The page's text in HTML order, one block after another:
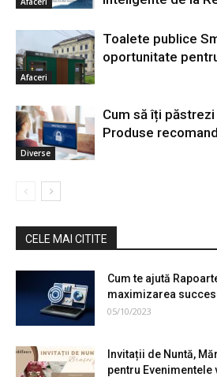
Afaceri
Toalete publice
oportunitate
Diverse
Cum să îți
Produse
CELE MAI CITITE
Cum te ajută
maximizarea
05/10/2023
Invitații de Nuntă,
pentru Evenimentele